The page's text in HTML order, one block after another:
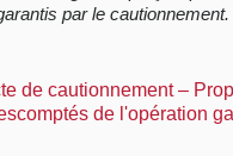
par le cautionnement.
de cautionnement –
de l'opération